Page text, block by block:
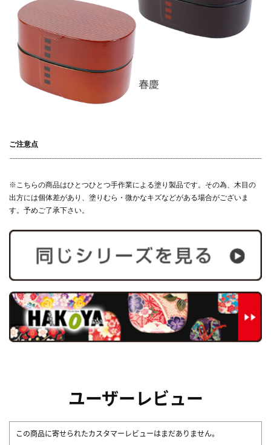
ご注意点
※こちらの商品はひとつひとつ手作業による塗り製品です。その為、木目の
出方には個体差があり、塗りむら・微かなキズなどがある場合がございま
す。予めご了承下さい。
ユーザーレビュー
この商品に寄せられたカスタマーレビューはまだありません。